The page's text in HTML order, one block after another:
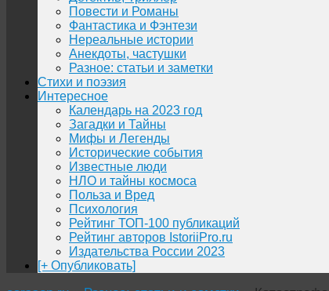
Повести и Романы
Фантастика и Фэнтези
Нереальные истории
Анекдоты, частушки
Разное: статьи и заметки
Стихи и поэзия
Интересное
Календарь на 2023 год
Загадки и Тайны
Мифы и Легенды
Исторические события
Известные люди
НЛО и тайны космоса
Польза и Вред
Психология
Рейтинг ТОП-100 публикаций
Рейтинг авторов IstoriiPro.ru
Издательства России 2023
[+ Опубликовать]